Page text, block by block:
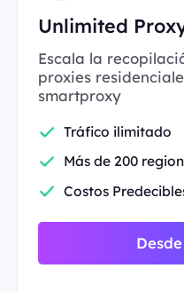
Unlimited
Escala la
proxies
smartproxy
Tráfico ilimitado
Más de 200
Costos